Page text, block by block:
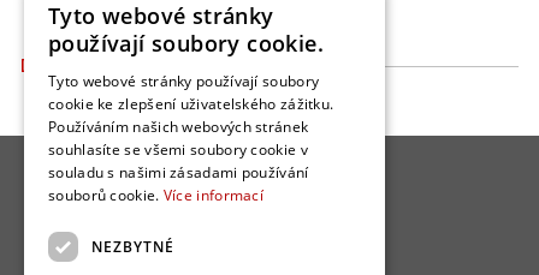
DALŠÍ ČLÁNKY
Tyto webové stránky
používají soubory cookie.
Tyto webové stránky používají soubory
cookie ke zlepšení uživatelského zážitku.
Používáním našich webových stránek
souhlasíte se všemi soubory cookie v
souladu s našimi zásadami používání
souborů cookie. Více informací
NEZBYTNÉ